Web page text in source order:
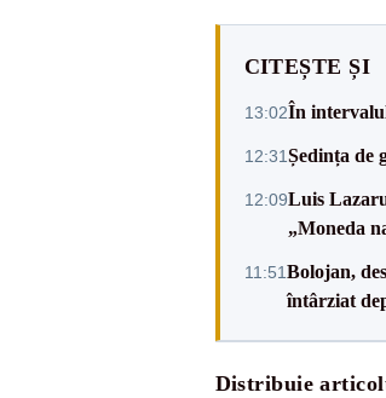
CITEȘTE ȘI
13:02În
12:31Ședința de
12:09Luis
„Moneda
11:51Bolojan,
întârziat
Distribuie